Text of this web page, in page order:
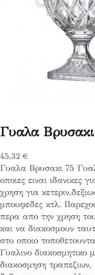
Γυαλα
45,32 €
Γυαλα Βρυσακι 75
οποιες ειναι ιδανικες
χρηση για
μπουφεδες κτλ.
περα απο την χρηση
και να διακοσμουν
στο οποιο
Γυαλινο διακοσμητικο
διακοσμηση τραπεζιων,